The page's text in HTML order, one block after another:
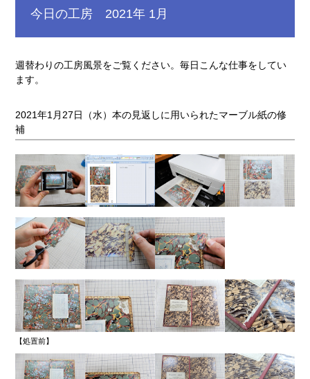
今日の工房 2021年 1月
週替わりの工房風景をご覧ください。毎日こんな仕事をしてい
ます。
2021年1月27日（水）本の見返しに用いられたマーブル紙の修
補
【処置前】